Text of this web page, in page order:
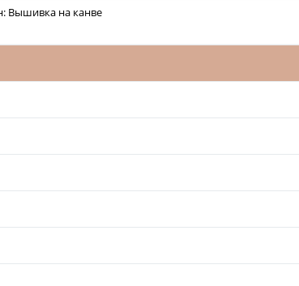
Вышивка на канве